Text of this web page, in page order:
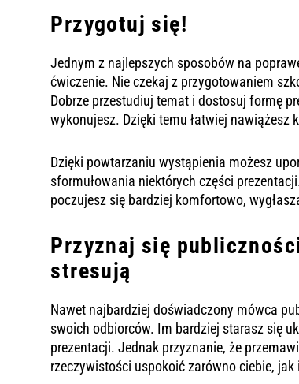
Przygotuj się!
Jednym z najlepszych sposobów na
ćwiczenie. Nie czekaj z przygotowaniem
Dobrze przestudiuj temat i dostosuj formę
wykonujesz. Dzięki temu łatwiej nawiążesz
Dzięki powtarzaniu wystąpienia możesz
sformułowania niektórych części
poczujesz się bardziej komfortowo,
Przyznaj się
stresują
Nawet najbardziej doświadczony mówca
swoich odbiorców. Im bardziej starasz się
prezentacji. Jednak przyznanie, że
rzeczywistości uspokoić zarówno ciebie, jak